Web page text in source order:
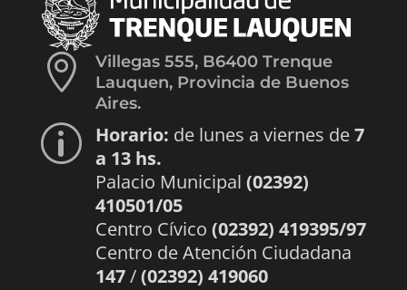

Villegas 555, B6400 Trenque
Lauquen, Provincia de Buenos
Aires.
p Horario: de lunes a viernes de7
a 13 hs.
Palacio Municipal (02392)
410501/05
Centro Cívico (02392) 419395/97
Centro de Atención Ciudadana
147/(02392) 419060